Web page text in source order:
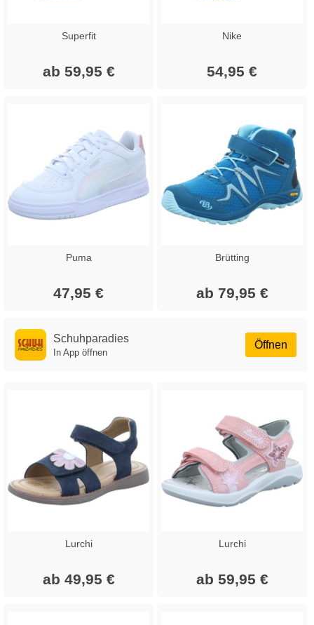
Superfit
ab 59,95 €
Nike
54,95 €
Puma
47,95 €
Brütting
ab 79,95 €
Öffnen
Schuhparadies
In App öffnen
Lurchi
ab 49,95 €
Lurchi
ab 59,95 €